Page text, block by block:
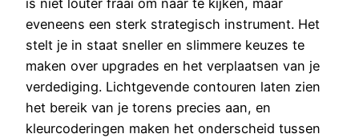
is niet louter fraai om naar te kijken, maar
eveneens een sterk strategisch instrument. Het
stelt je in staat sneller en slimmere keuzes te
maken over upgrades en het verplaatsen van je
verdediging. Lichtgevende contouren laten zien
het bereik van je torens precies aan, en
kleurcoderingen maken het onderscheid tussen